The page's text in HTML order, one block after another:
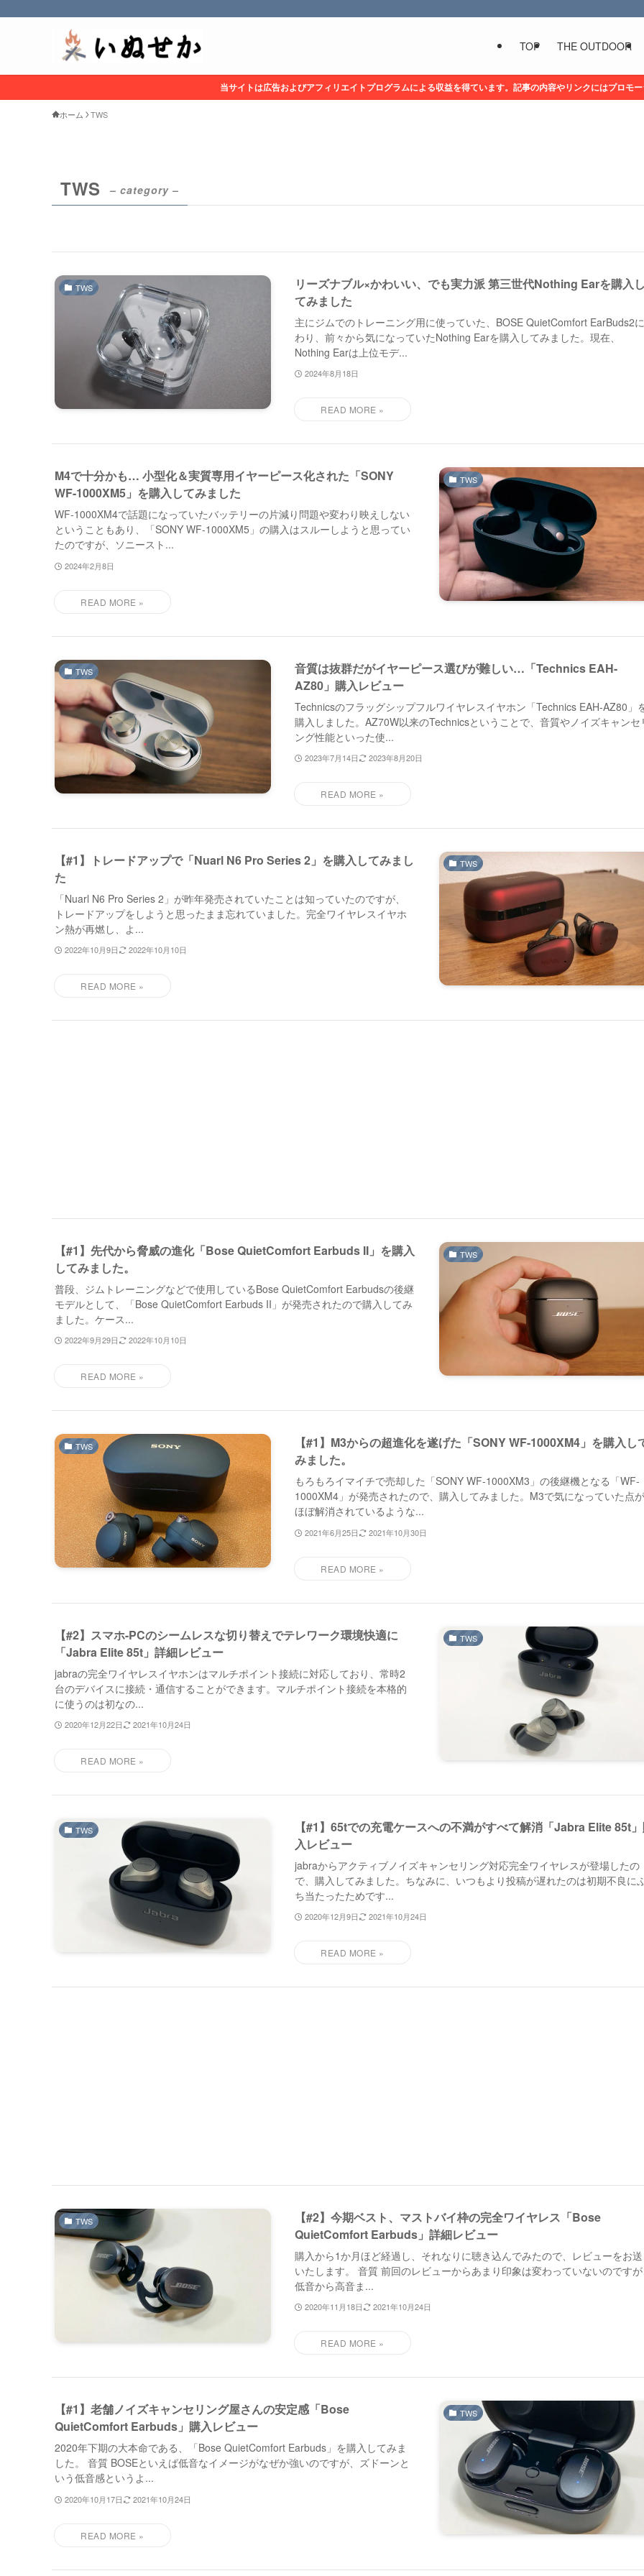
TOP THE OUTDOOR
当サイトは広告およびアフィリエイトプログラムによる収益を得ています。記事の内容やリンクにはプロモ
ホーム TWS
TWS – category –
TWS
リーズナブル×かわいい、でも実力派 第三世代Nothing Earを購入
てみました
主にジムでのトレーニング用に使っていた、BOSE QuietComfort EarBuds2
わり、前々から気になっていたNothing Earを購入してみました。現在、
Nothing Earは上位モデ...
2024年8月18日
TWS
M4で十分かも… 小型化＆実質専用イヤーピース化された「SONY
WF-1000XM5」を購入してみました
WF-1000XM4で話題になっていたバッテリーの片減り問題や変わり映えしない
ということもあり、「SONY WF-1000XM5」の購入はスルーしようと思ってい
たのですが、ソニースト...
2024年2月8日
TWS
音質は抜群だがイヤーピース選びが難しい…「Technics EAH-
AZ80」購入レビュー
Technicsのフラッグシップフルワイヤレスイヤホン「Technics EAH-AZ80」
購入しました。AZ70W以来のTechnicsということで、音質やノイズキャンセ
ング性能といった使...
2023年7月14日 2023年8月20日
TWS
【#1】トレードアップで「Nuarl N6 Pro Series 2」を購入してみまし
た
「Nuarl N6 Pro Series 2」が昨年発売されていたことは知っていたのですが、
トレードアップをしようと思ったまま忘れていました。完全ワイヤレスイヤホ
ン熱が再燃し、よ...
2022年10月9日 2022年10月10日
TWS
【#1】先代から脅威の進化「Bose QuietComfort Earbuds II」を購入
してみました。
普段、ジムトレーニングなどで使用しているBose QuietComfort Earbudsの後継
モデルとして、「Bose QuietComfort Earbuds II」が発売されたので購入してみ
ました。ケース...
2022年9月29日 2022年10月10日
TWS
【#1】M3からの超進化を遂げた「SONY WF-1000XM4」を購入し
みました。
もろもろイマイチで売却した「SONY WF-1000XM3」の後継機となる「WF-
1000XM4」が発売されたので、購入してみました。M3で気になっていた点
ほぼ解消されているような...
2021年6月25日 2021年10月30日
TWS
【#2】スマホ-PCのシームレスな切り替えでテレワーク環境快適に
「Jabra Elite 85t」詳細レビュー
jabraの完全ワイヤレスイヤホンはマルチポイント接続に対応しており、常時2
台のデバイスに接続・通信することができます。マルチポイント接続を本格的
に使うのは初なの...
2020年12月22日 2021年10月24日
TWS
【#1】65tでの充電ケースへの不満がすべて解消「Jabra Elite 85t
入レビュー
jabraからアクティブノイズキャンセリング対応完全ワイヤレスが登場したの
で、購入してみました。ちなみに、いつもより投稿が遅れたのは初期不良に
ち当たったためです...
2020年12月9日 2021年10月24日
TWS
【#2】今期ベスト、マストバイ枠の完全ワイヤレス「Bose
QuietComfort Earbuds」詳細レビュー
購入から1か月ほど経過し、それなりに聴き込んでみたので、レビューをお
いたします。 音質 前回のレビューからあまり印象は変わっていないのです
低音から高音ま...
2020年11月18日 2021年10月24日
TWS
【#1】老舗ノイズキャンセリング屋さんの安定感「Bose
QuietComfort Earbuds」購入レビュー
2020年下期の大本命である、「Bose QuietComfort Earbuds」を購入してみま
した。 音質 BOSEといえば低音なイメージがなぜか強いのですが、ズドーンと
いう低音感というよ...
2020年10月17日 2021年10月24日